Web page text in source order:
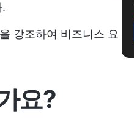
강조하여 비즈니스 요
요?